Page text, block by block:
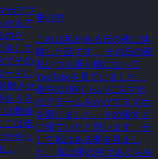
ホアプ
せるア
のだ
余して
でその
ードし
動させ
をうろ
は数値
こは低
かやっ
...
夢の中
これは私がある日の夜に体
験した話です。 その日の夜
私いつも通り横になって
YouTubeを見ていました。
夜中の1時くらいにスマホ
のアラームをかけてスマホ
を閉じました。その後すぐ
に寝ていたと思います。そ
して私はある夢を見まし
た。 私は夢の中であぐらを